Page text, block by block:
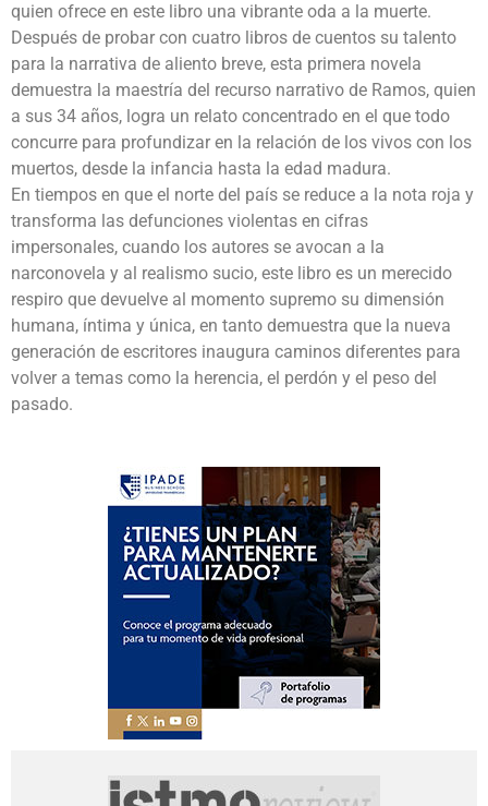
quien ofrece en este libro una vibrante oda a la muerte.
Después de probar con cuatro libros de cuentos su talento
para la narrativa de aliento breve, esta primera novela
demuestra la maestría del recurso narrativo de Ramos, quien
a sus 34 años, logra un relato concentrado en el que todo
concurre para profundizar en la relación de los vivos con los
muertos, desde la infancia hasta la edad madura.
En tiempos en que el norte del país se reduce a la nota roja y
transforma las defunciones violentas en cifras
impersonales, cuando los autores se avocan a la
narconovela y al realismo sucio, este libro es un merecido
respiro que devuelve al momento supremo su dimensión
humana, íntima y única, en tanto demuestra que la nueva
generación de escritores inaugura caminos diferentes para
volver a temas como la herencia, el perdón y el peso del
pasado.